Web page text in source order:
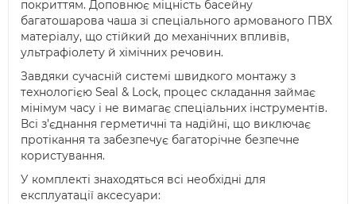
покриттям. Доповнює міцність басейну
багатошарова чаша зі спеціального армованого ПВХ
матеріалу, що стійкий до механічних впливів,
ультрафіолету й хімічних речовин.
Завдяки сучасній системі швидкого монтажу з
технологією Seal & Lock, процес складання займає
мінімум часу і не вимагає спеціальних інструментів.
Всі з’єднання герметичні та надійні, що виключає
протікання та забезпечує багаторічне безпечне
користування.
У комплекті знаходяться всі необхідні для
експлуатації аксесуари: